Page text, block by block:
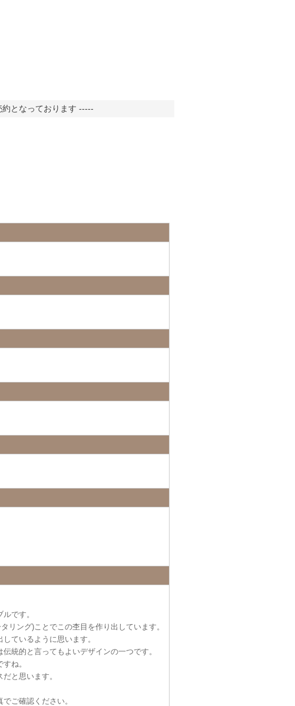
となっております -----
です。
リング)ことでこの杢目を作り出しています。
ているように思います。
統的と言ってもよいデザインの一つです。
ね。
と思います。
ご確認ください。